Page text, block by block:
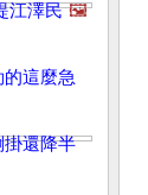
江澤民 🖼️
這麼急
掛還降半